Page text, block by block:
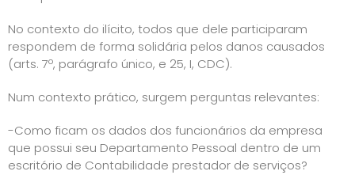
No contexto do ilícito, todos que dele participaram
respondem de forma solidária pelos danos causados
(arts. 7º, parágrafo único, e 25, I, CDC).
Num contexto prático, surgem perguntas relevantes:
-Como ficam os dados dos funcionários da empresa
que possui seu Departamento Pessoal dentro de um
escritório de Contabilidade prestador de serviços?